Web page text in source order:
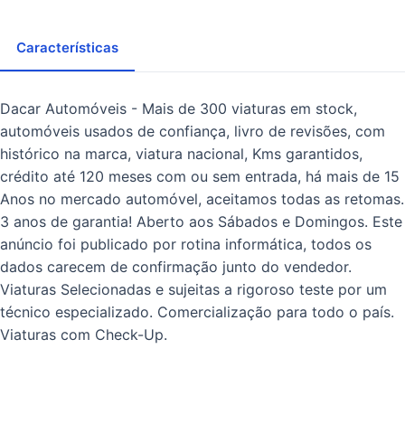
Características
Dacar Automóveis - Mais de 300 viaturas em stock,
automóveis usados de confiança, livro de revisões, com
histórico na marca, viatura nacional, Kms garantidos,
crédito até 120 meses com ou sem entrada, há mais de 15
Anos no mercado automóvel, aceitamos todas as retomas.
3 anos de garantia! Aberto aos Sábados e Domingos. Este
anúncio foi publicado por rotina informática, todos os
dados carecem de confirmação junto do vendedor.
Viaturas Selecionadas e sujeitas a rigoroso teste por um
técnico especializado. Comercialização para todo o país.
Viaturas com Check-Up.